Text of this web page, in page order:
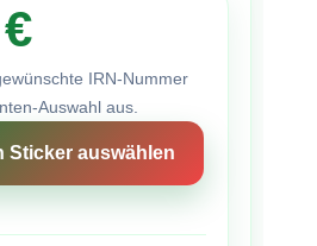
IRN-Nummer
Auswahl aus.
Sticker auswählen